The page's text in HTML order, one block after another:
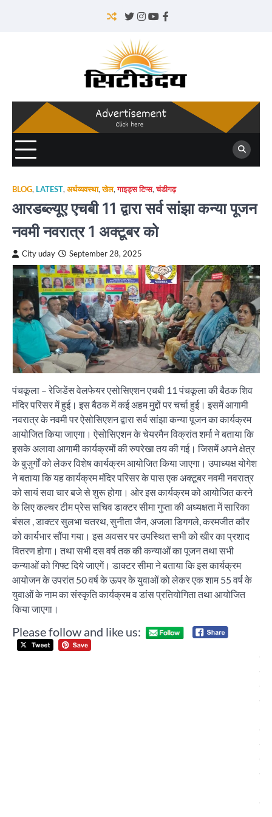
Twitter
Instagram
YouTube
Facebook
BLOG, LATEST, अर्थव्यवस्था,खेल,गाइड्स टिप्स,चंडीगढ़
आरडब्ल्यूए एचबी 11 द्वारा सर्व सांझा कन्या पूजन
नवमी नवरात्र 1 अक्टूबर को
City uday September 28, 2025
पंचकूला – रेजिडेंस वेलफेयर एसोसिएशन एचबी 11 पंचकूला की बैठक शिव
मंदिर परिसर में हुई। इस बैठक में क‌ई अहम मुद्दों पर चर्चा हुई। इसमें आगामी
नवरात्र के नवमी पर ऐसोसिएशन द्वारा सर्व सांझा कन्या पूजन का कार्यक्रम
आयोजित किया जाएगा। ऐसोसिएशन के चेयरमैन विक्रांत शर्मा ने बताया कि
इसके अलावा आगामी कार्यक्रमों की रुपरेखा तय की गई। जिसमें अपने क्षेत्र
के बुजुर्गों को लेकर विशेष कार्यक्रम आयोजित किया जाएगा। उपाध्यक्ष योगेश
ने बताया कि यह कार्यक्रम मंदिर परिसर के पास एक अक्टूबर नवमी नवरात्र
को सायं सवा चार बजे से शुरू होगा। ओर इस कार्यक्रम को आयोजित करने
के लिए कल्चर टीम प्रेस सचिव डाक्टर सीमा गुप्ता की अध्यक्षता में सारिका
बंसल , डाक्टर सुलभा चतरथ, सुनीता जैन, अजला डिगगले, करमजीत कौर
को कार्यभार सौंपा गया। इस अवसर पर उपस्थित सभी को खीर का प्रशाद
वितरण होगा। तथा सभी दस वर्ष तक की कन्याओं का पूजन तथा सभी
कन्याओं को गिफ्ट दिये जाएगें। डाक्टर सीमा ने बताया कि इस कार्यक्रम
आयोजन के उपरांत 50 वर्ष के ऊपर के युवाओं को लेकर एक शाम 55 वर्ष के
युवाओं के नाम का संस्कृति कार्यक्रम व डांस प्रतियोगिता तथा आयोजित
किया जाएगा।
Please follow and like us:
Post